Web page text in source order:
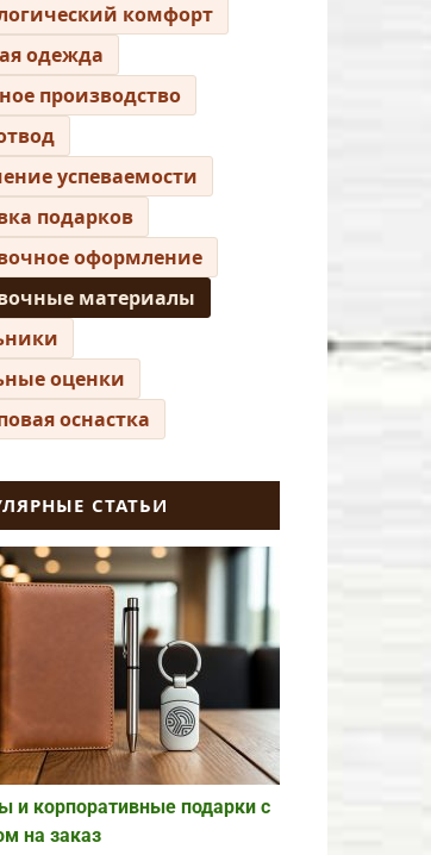
комфорт
одежда
производство
успеваемости
подарков
оформление
материалы
оценки
оснастка
СТАТЬИ
и корпоративные подарки с
на заказ